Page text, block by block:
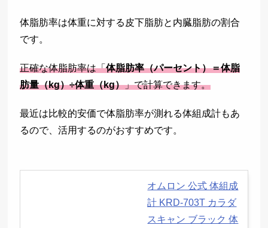
体脂肪率は体重に対する皮下脂肪と内臓脂肪の割合
です。
正確な体脂肪率は「体脂肪率（パーセント）＝体脂
肪量（kg）÷体重（kg）」で計算できます。
最近は比較的安価で体脂肪率が測れる体組成計もあ
るので、活用するのがおすすめです。
オムロン 公式 体組成
計 KRD-703T カラダ
スキャン ブラック 体